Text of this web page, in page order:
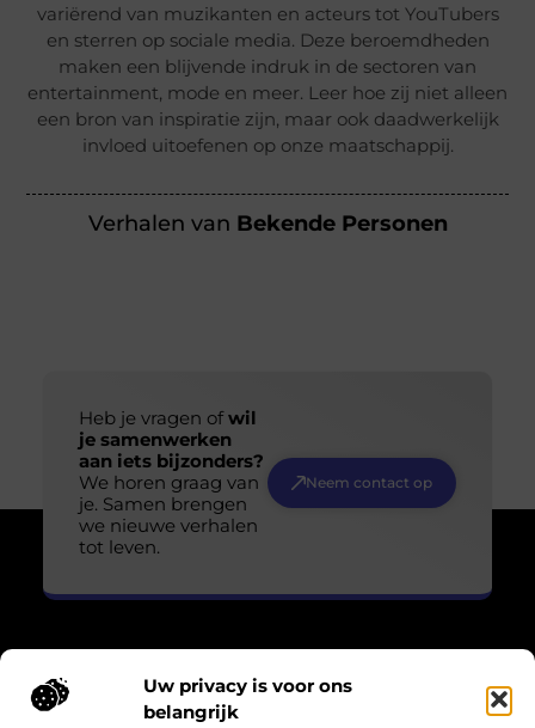
Uw privacy is voor ons
belangrijk
variërend van muzikanten en acteurs tot YouTubers
en sterren op sociale media. Deze beroemdheden
maken een blijvende indruk in de sectoren van
entertainment, mode en meer. Leer hoe zij niet alleen
een bron van inspiratie zijn, maar ook daadwerkelijk
invloed uitoefenen op onze maatschappij.
Verhalen van Bekende Personen
Heb je vragen ofwil
je samenwerken
aan iets bijzonders?
We horen graag van
je. Samen brengen
we nieuwe verhalen
tot leven.
Neem contact op
Over Losser Digitaal
“Kijk omhoog. Vind het wonder in het gewone.”